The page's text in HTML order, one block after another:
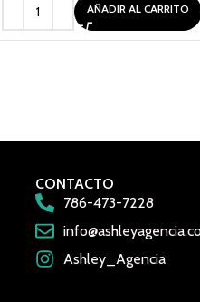
AÑADIR AL CARRITO
CONTACTO
786-473-7228
Ashley_Agencia